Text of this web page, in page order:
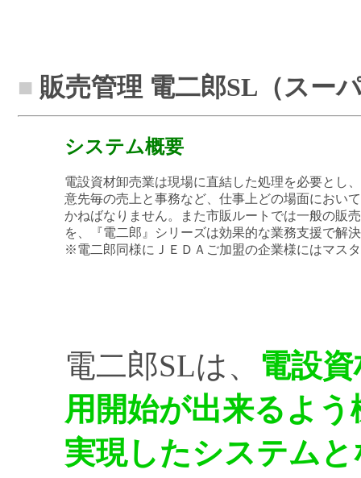
■ 販売管理 電二郎SL（スー
システム概要
電設資材卸売業は現場に直結した処理を必要とし
意先毎の売上と事務など、仕事上どの場面におい
かねばなりません。また市販ルートでは一般の販
を、『電二郎』シリーズは効果的な業務支援で解
※電二郎同様にＪＥＤＡご加盟の企業様にはマス
電二郎SLは、
電設
用開始が出来るよ
実現したシステム